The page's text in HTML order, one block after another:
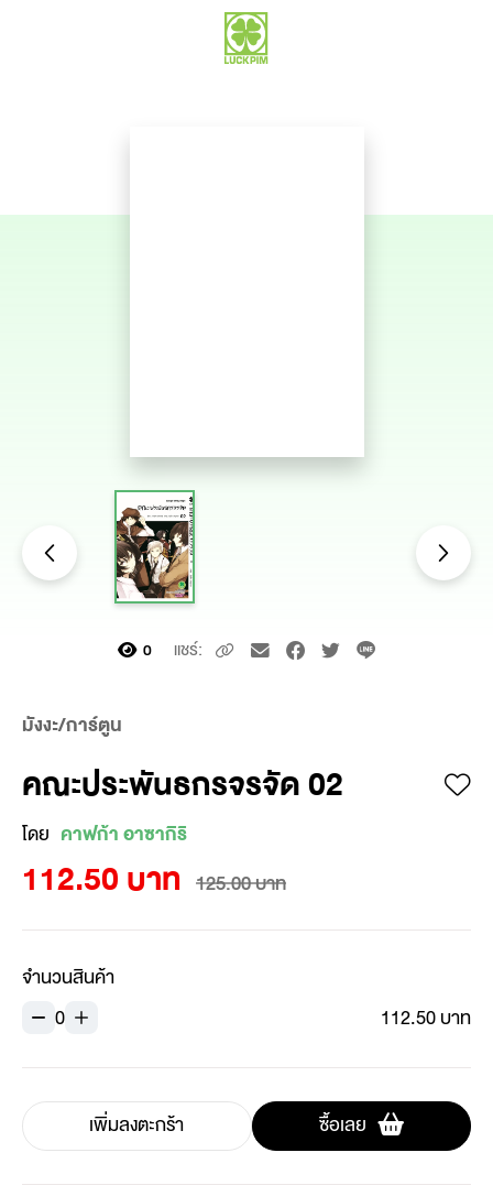
0 แชร์:
มังงะ/การ์ตูน
คณะประพันธกรจรจัด 02
โดย คาฟก้า อาซากิริ
112.50 บาท 125.00 บาท
จำนวนสินค้า
0
112.50 บาท
เพิ่มลงตะกร้า ซื้อเลย